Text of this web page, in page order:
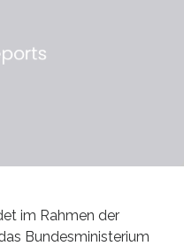
im Rahmen der
Bundesministerium